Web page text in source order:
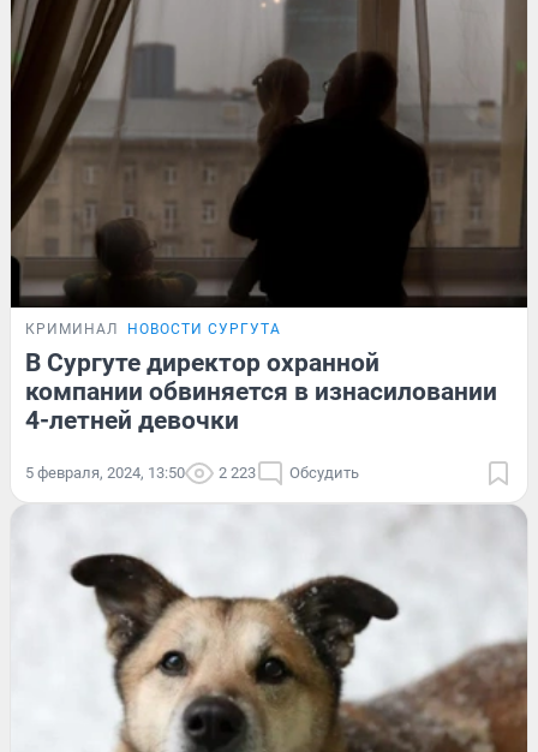
КРИМИНАЛ НОВОСТИ СУРГУТА
В Сургуте директор охранной
компании обвиняется в изнасиловании
4-летней девочки
5 февраля, 2024, 13:50 2 223 Обсудить